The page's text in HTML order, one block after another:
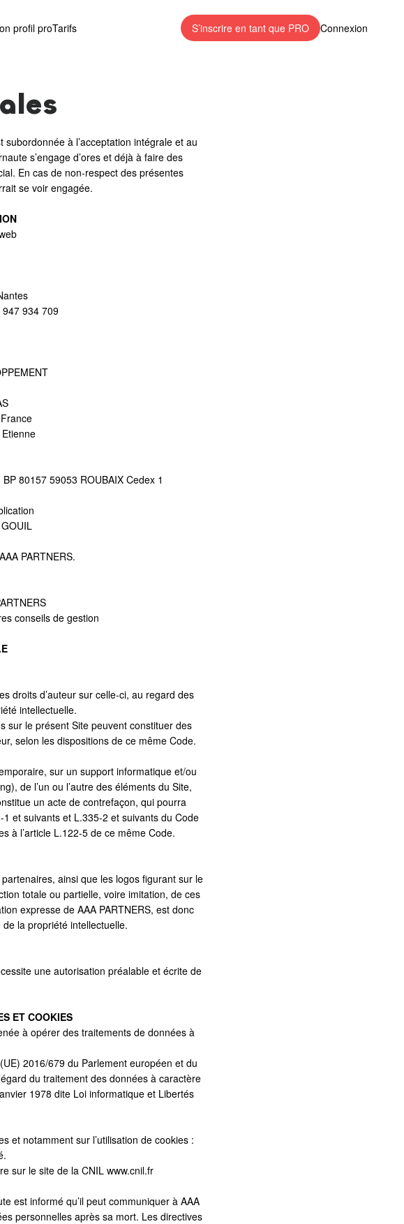
profil proTarifs S’inscrire en tant que PRO Connexion
à l’acceptation intégrale et au
s’engage d’ores et déjà à faire des
En cas de non-respect des présentes
se voir engagée.
934 709
80157 59053 ROUBAIX Cedex 1
PARTNERS.
conseils de gestion
droits d’auteur sur celle-ci, au regard des
intellectuelle.
sur le présent Site peuvent constituer des
selon les dispositions de ce même Code.
sur un support informatique et/ou
de l’un ou l’autre des éléments du Site,
un acte de contrefaçon, qui pourra
et suivants et L.335-2 et suivants du Code
à l’article L.122-5 de ce même Code.
ainsi que les logos figurant sur le
totale ou partielle, voire imitation, de ces
expresse de AAA PARTNERS, est donc
la propriété intellectuelle.
une autorisation préalable et écrite de
ET COOKIES
à opérer des traitements de données à
2016/679 du Parlement européen et du
du traitement des données à caractère
1978 dite Loi informatique et Libertés
et notamment sur l’utilisation de cookies :
sur le site de la CNIL www.cnil.fr
est informé qu’il peut communiquer à AAA
personnelles après sa mort. Les directives